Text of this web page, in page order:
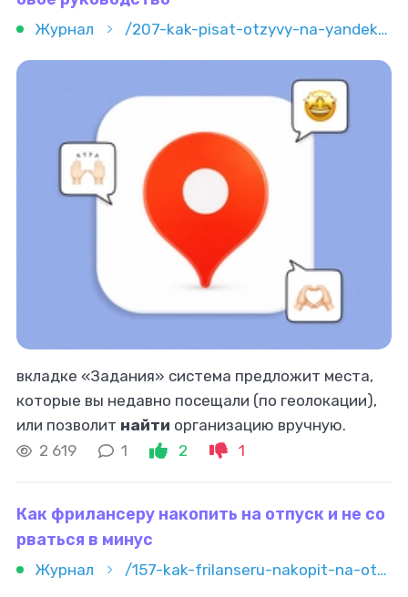
Журнал /207-kak-pisat-otzyvy-na-yandeks-kartah-poshagovoe-rukovodstvo
вкладке «Задания» система предложит места,
которые вы недавно посещали (по геолокации),
или позволит найти организацию вручную.
Выбираете нужное заведение, выставляете
2 619 1 2 1
Как фрилансеру накопить на отпуск и не со
рваться в минус
Журнал /157-kak-frilanseru-nakopit-na-otpusk-i-ne-sorvatsya-v-minus